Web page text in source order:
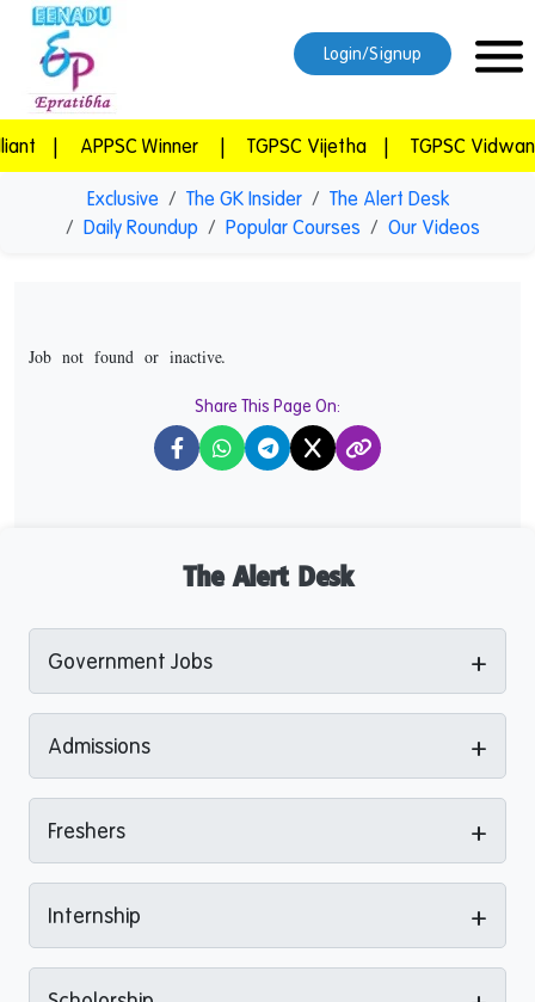
Exclusive The GK Insider
The Alert Desk
Daily Roundup
Popular Courses Our Videos
Job not found or inactive.
Share This Page On:
X
The Alert Desk
Government Jobs +
Admissions +
Freshers +
Internship +
Login/Signup
| APPSC Winner | TGPSC Vijetha | TGPSC Vidwan |